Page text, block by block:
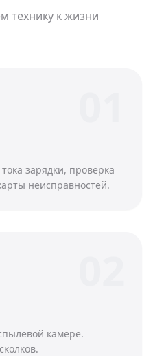
технику к жизни
зарядки, проверка
неисправностей.
камере.